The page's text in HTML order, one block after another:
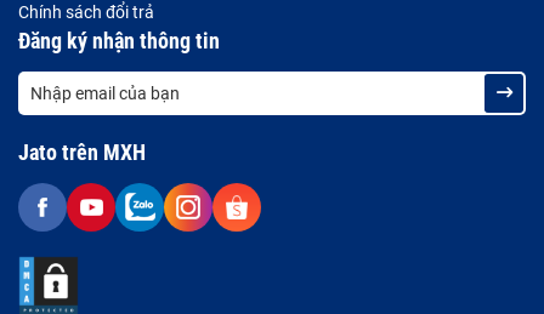
Chính sách đổi trả
Đăng ký nhận thông tin
Jato trên MXH